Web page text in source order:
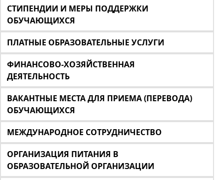
СТИПЕНДИИ И МЕРЫ ПОДДЕРЖКИ
ОБУЧАЮЩИХСЯ
ПЛАТНЫЕ ОБРАЗОВАТЕЛЬНЫЕ УСЛУГИ
ФИНАНСОВО-ХОЗЯЙСТВЕННАЯ
ДЕЯТЕЛЬНОСТЬ
ВАКАНТНЫЕ МЕСТА ДЛЯ ПРИЕМА (ПЕРЕВОДА)
ОБУЧАЮЩИХСЯ
МЕЖДУНАРОДНОЕ СОТРУДНИЧЕСТВО
ОРГАНИЗАЦИЯ ПИТАНИЯ В
ОБРАЗОВАТЕЛЬНОЙ ОРГАНИЗАЦИИ